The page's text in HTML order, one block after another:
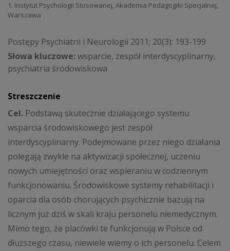
1. Instytut Psychologii Stosowanej, Akademia Pedagogiki Specjalnej,
Warszawa
Postępy Psychiatrii i Neurologii 2011; 20(3): 193-199
Słowa kluczowe:wsparcie, zespół interdyscyplinarny,
psychiatria środowiskowa
Streszczenie
Cel. Podstawą skutecznie działającego systemu
wsparcia środowiskowego jest zespół
interdyscyplinarny. Podejmowane przez niego działania
polegają zwykle na aktywizacji społecznej, uczeniu
nowych umiejętności oraz wspieraniu w codziennym
funkcjonowaniu. Środowiskowe systemy rehabilitacji i
oparcia dla osób chorujących psychicznie bazują na
licznym już dziś w skali kraju personelu niemedycznym.
Mimo tego, że placówki te funkcjonują w Polsce od
dłuższego czasu, niewiele wiemy o ich personelu. Celem